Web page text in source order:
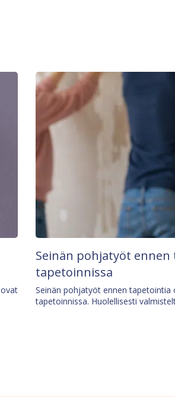
Seinän pohjatyöt
tapetoinnissa
Seinän pohjatyöt ennen tapetointia
tapetoinnissa. Huolellisesti